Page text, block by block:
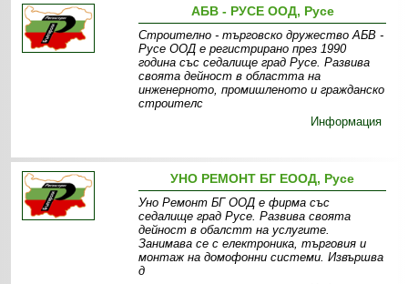
АБВ - РУСЕ ООД, Русе
Строително - търговско дружество АБВ -
Русе ООД е регистрирано през 1990
година със седалище град Русе. Развива
своята дейност в областта на
инженерното, промишленото и гражданско
строителс
Информация
УНО РЕМОНТ БГ ЕООД, Русе
Уно Ремонт БГ ООД е фирма със
седалище град Русе. Развива своята
дейност в обалстт на услугите.
Занимава се с електроника, търговия и
монтаж на домофонни системи. Извършва
д